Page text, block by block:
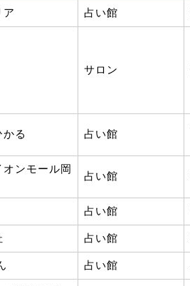
占い館
サロン
る 占い館
ンモール岡
占い館
占い館
占い館
占い館